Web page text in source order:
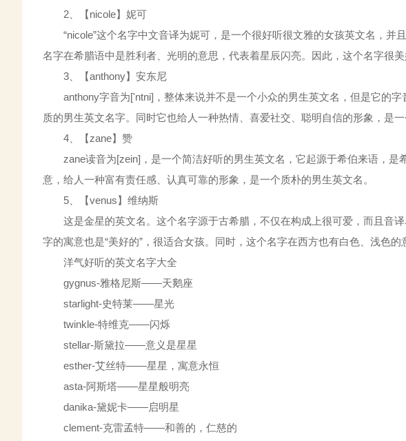
2、【nicole】妮可
“nicole”这个名字中文音译为妮可，是一个很好听很文雅的女孩英文名，并
名字在希腊语中是胜利者、光明的意思，代表着星辰闪亮。因此，这个名字很美
3、【anthony】安东尼
anthony字音为['ntni]，整体来说并不是一个小众的男生英文名，但是它的字
质的男生英文名字。同时它也给人一种热情、喜爱社交、聪明自信的形象，是一
4、【zane】赞
zane读音为[zein]，是一个简洁好听的男生英文名，它起源于希伯来语，是
意，给人一种富有责任感、认真可靠的形象，是一个质朴的男生英文名。
5、【venus】维纳斯
这是金星的英文名。这个名字源于古希腊，不仅在构成上很可爱，而且音译
字的寓意也是“美好的”，很适合女孩。同时，这个名字在西方也有白色、浅色
洋气好听的英文名字大全
gygnus-雅格尼斯——天鹅座
starlight-史特莱——星光
twinkle-特维克——闪烁
stellar-斯黛拉——意义是星星
esther-艾丝特——星星，寓意永恒
asta-阿斯塔——星星般明亮
danika-黛妮卡——启明星
clement-克雷孟特——和善的，仁慈的